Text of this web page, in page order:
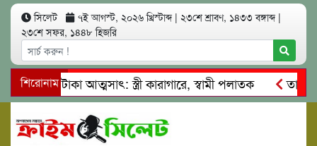
সিলেট ৭ই আগস্ট, ২০২৬ খ্রিস্টাব্দ | ২৩শে শ্রাবণ, ১৪৩৩ বঙ্গাব্দ |
২৩শে সফর, ১৪৪৮ হিজরি
শিরোনাম
কোটি টাকা আত্মসাৎ: স্ত্রী কারাগারে, স্বামী পলাতক
ও শ্রমিকদের মারধর
নগরীতে কোটি টাকার সম্পত্তি